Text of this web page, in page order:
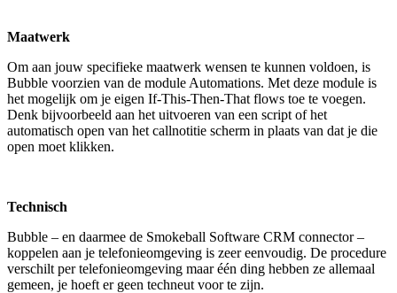
Maatwerk
Om aan jouw specifieke maatwerk wensen te kunnen voldoen, is
Bubble voorzien van de module Automations. Met deze module is
het mogelijk om je eigen If-This-Then-That flows toe te voegen.
Denk bijvoorbeeld aan het uitvoeren van een script of het
automatisch open van het callnotitie scherm in plaats van dat je die
open moet klikken.
Technisch
Bubble – en daarmee de Smokeball Software CRM connector –
koppelen aan je telefonieomgeving is zeer eenvoudig. De procedure
verschilt per telefonieomgeving maar één ding hebben ze allemaal
gemeen, je hoeft er geen techneut voor te zijn.